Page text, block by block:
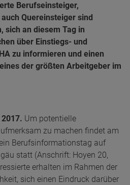
Berufseinsteiger,
Quereinsteiger sind
sich an diesem Tag in
über Einstiegs- und
zu informieren und einen
der größten Arbeitgeber im
Um potentielle
zu machen findet am
Berufsinformationstag auf
statt (Anschrift: Hoyen 20,
erhalten im Rahmen der
sich einen Eindruck darüber